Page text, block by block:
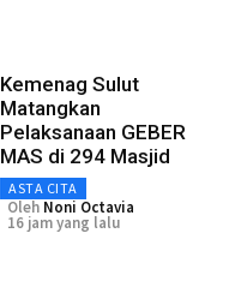
Kemenag Sulut
Matangkan
Pelaksanaan GEBER
MAS di 294 Masjid
ASTA CITA
Oleh Noni Octavia
16 jam yang lalu